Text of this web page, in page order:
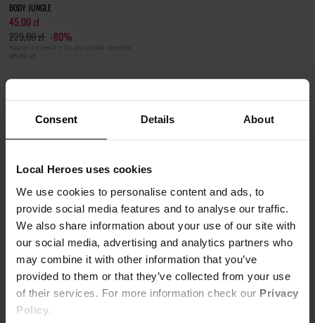
Consent Details About
Local Heroes uses cookies
We use cookies to personalise content and ads, to
provide social media features and to analyse our traffic.
We also share information about your use of our site with
our social media, advertising and analytics partners who
may combine it with other information that you’ve
provided to them or that they’ve collected from your use
of their services. For more information check our Privacy
Policy.
BODY JUNGLE
45,00 zł
229,00 zł -80%
Najniższa cena z 30 dni przed obniżką
45,80 zł
BODY LOCAL HEROES - SPORTOWY,
KOBIECY DESIGN
Body damskie to coś, czego nie może zabraknąć w szafie żadnej, stylowej
dziewczyny. Body może być podstawą do wielu stylizacji, zarówno na co dzień, jak i
na wieczorne wyjścia. Idealnie dopasowane damskie body nie tylko podkreśla i
optycznie wysmukla sylwetkę, ale zapewnia też nienaganny wygląd w każdej
sytuacji. To dlatego eleganckie damskie body to popularny element biurowego dress